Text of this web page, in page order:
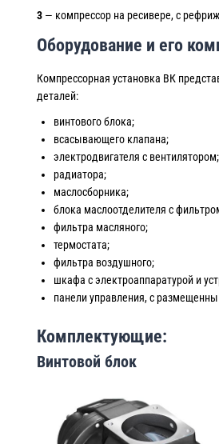
3 — компрессор на ресивере, с
Оборудование и его
Компрессорная установка ВК
деталей:
винтового блока;
всасывающего клапана;
электродвигателя с вентилятором;
радиатора;
маслосборника;
блока маслоотделителя с
фильтра масляного;
термостата;
фильтра воздушного;
шкафа с электроаппаратурой и
панели управления, с
Комплектующие:
Винтовой блок